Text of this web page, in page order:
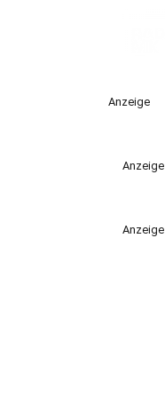
Anzeige
Anzeige
Anzeige